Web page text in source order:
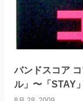
バンドスコア
ル」〜「STAY